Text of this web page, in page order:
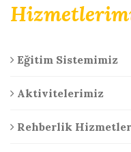
Eğitim Sistemimiz
Aktivitelerimiz
Rehberlik